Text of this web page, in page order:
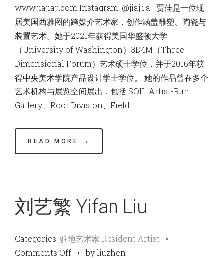
www.jiajiajj.com Instagram: @jiaj.i.a 贾佳是一位现
居美国西雅图的跨媒介艺术家，创作涵盖雕塑、陶瓷与
装置艺术。她于2021年获得美国华盛顿大学
（University of Washington）3D4M（Three-
Dimensional Forum）艺术硕士学位，并于2016年获
得中央美术学院产品设计学士学位。 她的作品曾在多个
艺术机构与展览空间展出，包括 SOIL Artist-Run
Gallery、Root Division、Field…
READ MORE →
刘艺繁 Yifan Liu
Categories: 驻地艺术家 Resident Artist •
Comments Offon•by liuzhen